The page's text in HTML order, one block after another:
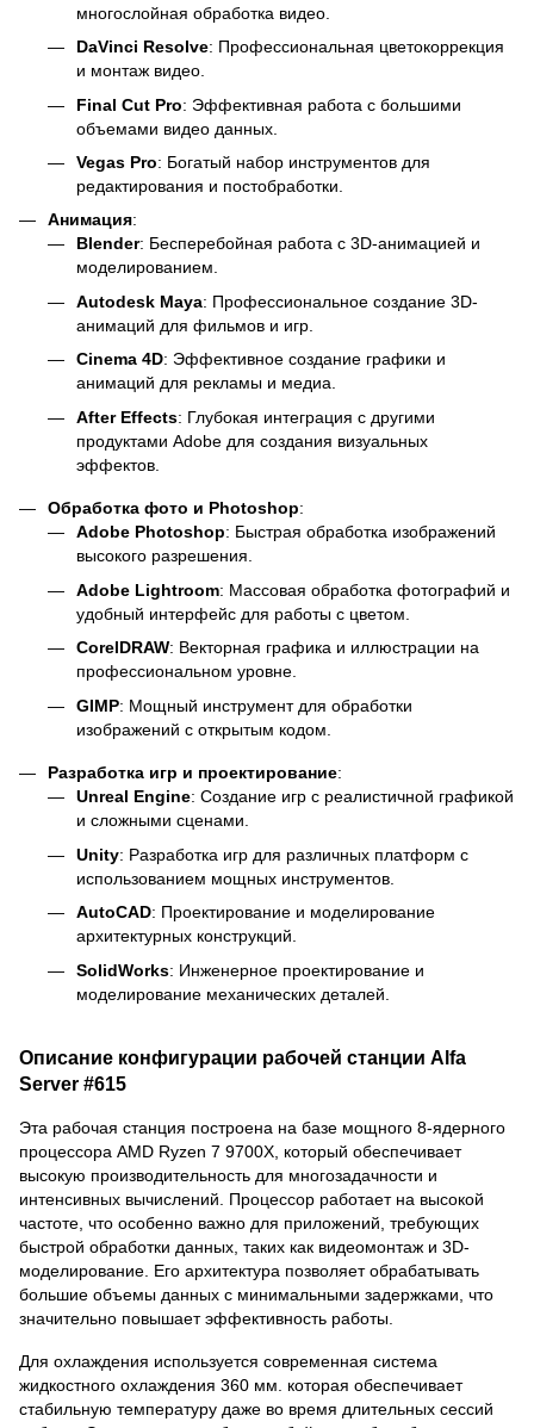
многослойная обработка видео.
DaVinci Resolve: Профессиональная цветокоррекция
и монтаж видео.
Final Cut Pro: Эффективная работа с большими
объемами видео данных.
Vegas Pro: Богатый набор инструментов для
редактирования и постобработки.
Анимация:
Blender: Бесперебойная работа с 3D-анимацией и
моделированием.
Autodesk Maya: Профессиональное создание 3D-
анимаций для фильмов и игр.
Cinema 4D: Эффективное создание графики и
анимаций для рекламы и медиа.
After Effects: Глубокая интеграция с другими
продуктами Adobe для создания визуальных
эффектов.
Обработка фото и Photoshop:
Adobe Photoshop: Быстрая обработка изображений
высокого разрешения.
Adobe Lightroom: Массовая обработка фотографий и
удобный интерфейс для работы с цветом.
CorelDRAW: Векторная графика и иллюстрации на
профессиональном уровне.
GIMP: Мощный инструмент для обработки
изображений с открытым кодом.
Разработка игр и проектирование:
Unreal Engine: Создание игр с реалистичной графикой
и сложными сценами.
Unity: Разработка игр для различных платформ с
использованием мощных инструментов.
AutoCAD: Проектирование и моделирование
архитектурных конструкций.
SolidWorks: Инженерное проектирование и
моделирование механических деталей.
Описание конфигурации рабочей станции Alfa
Server #615
Эта рабочая станция построена на базе мощного 8-ядерного
процессора AMD Ryzen 7 9700X, который обеспечивает
высокую производительность для многозадачности и
интенсивных вычислений. Процессор работает на высокой
частоте, что особенно важно для приложений, требующих
быстрой обработки данных, таких как видеомонтаж и 3D-
моделирование. Его архитектура позволяет обрабатывать
большие объемы данных с минимальными задержками, что
значительно повышает эффективность работы.
Для охлаждения используется современная система
жидкостного охлаждения 360 мм. которая обеспечивает
стабильную температуру даже во время длительных сессий